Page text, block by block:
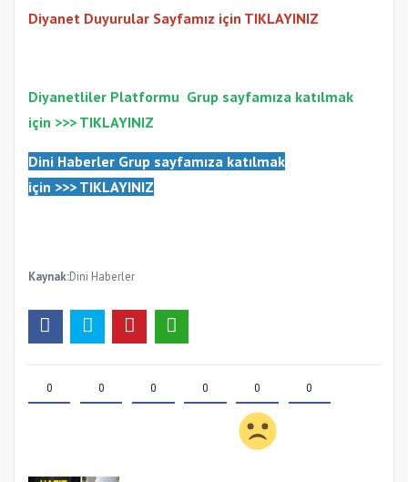
Diyanet Duyurular Sayfamız için TIKLAYINIZ
Diyanetliler Platformu Grup sayfamıza katılmak
için >>> TIKLAYINIZ
Dini Haberler Grup sayfamıza katılmak
için >>> TIKLAYINIZ
Kaynak:Dini Haberler
0 0 0 0 0 0